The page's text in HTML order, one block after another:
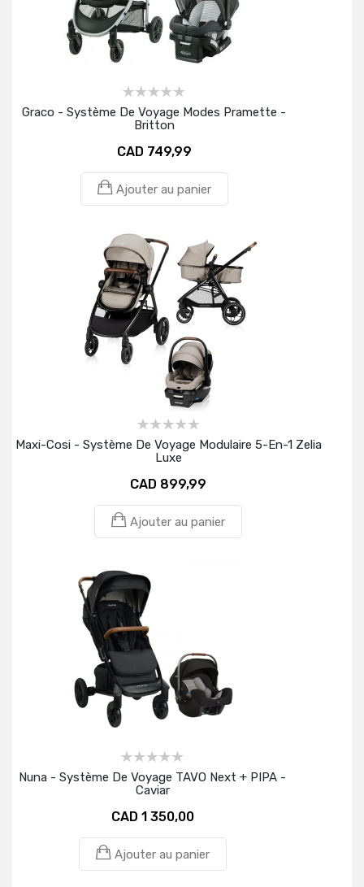
Graco - Système De Voyage Modes Pramette -
Britton
CAD 749,99
Ajouter au panier
Maxi-Cosi - Système De Voyage Modulaire 5-En-1 Zelia
Luxe
CAD 899,99
Ajouter au panier
Nuna - Système De Voyage TAVO Next + PIPA -
Caviar
CAD 1 350,00
Ajouter au panier